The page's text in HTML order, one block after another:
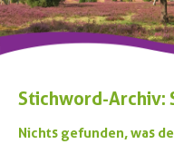
Stichword-Archiv:
Nichts gefunden, was